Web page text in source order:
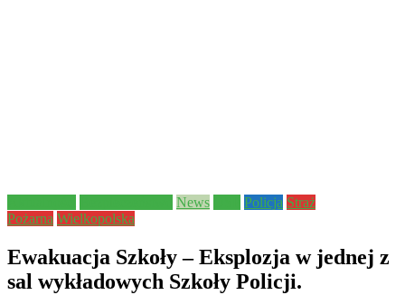
News Policja Straż
Pożarna Wielkopolska
Ewakuacja Szkoły – Eksplozja w jednej z
sal wykładowych Szkoły Policji.